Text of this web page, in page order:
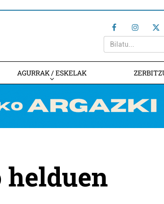
AGURRAK / ESKELAK
helduen